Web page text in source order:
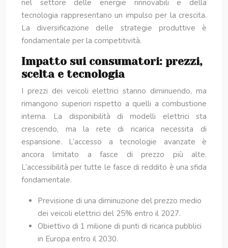
nel settore delle energie rinnovabili e della
tecnologia rappresentano un impulso per la crescita.
La diversificazione delle strategie produttive è
fondamentale per la competitività.
Impatto sui consumatori: prezzi,
scelta e tecnologia
I prezzi dei veicoli elettrici stanno diminuendo, ma
rimangono superiori rispetto a quelli a combustione
interna. La disponibilità di modelli elettrici sta
crescendo, ma la rete di ricarica necessita di
espansione. L’accesso a tecnologie avanzate è
ancora limitato a fasce di prezzo più alte.
L’accessibilità per tutte le fasce di reddito è una sfida
fondamentale.
Previsione di una diminuzione del prezzo medio
dei veicoli elettrici del 25% entro il 2027.
Obiettivo di 1 milione di punti di ricarica pubblici
in Europa entro il 2030.